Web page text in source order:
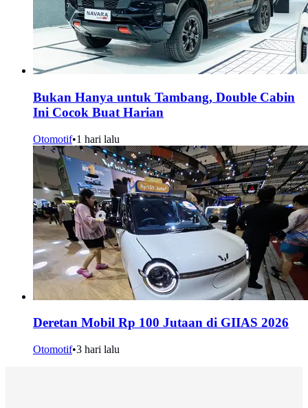
Bukan Hanya untuk Tambang, Double Cabin
Ini Cocok Buat Harian
Otomotif•1 hari lalu
Deretan Mobil Rp 100 Jutaan di GIIAS 2026
Otomotif•3 hari lalu